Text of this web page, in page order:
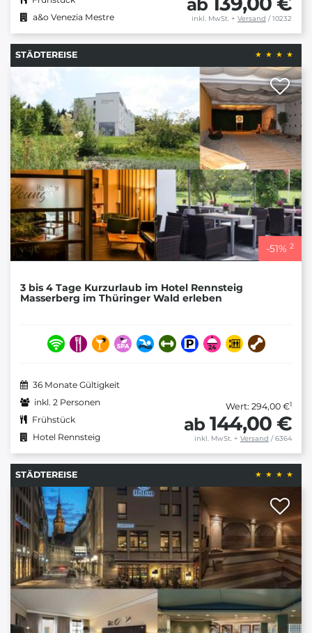
a&o Venezia Mestre
ab
inkl. MwSt. + Versand / 10232
STÄDTEREISE
-51% 2
3 bis 4 Tage Kurzurlaub im Hotel Rennsteig
Masserberg im Thüringer Wald erleben
36 Monate Gültigkeit
inkl. 2 Personen
Frühstück
Hotel Rennsteig
Wert: 294,00 €1
ab 144,00 €
inkl. MwSt. + Versand / 6364
STÄDTEREISE